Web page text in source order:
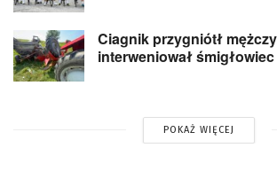
Ciagnik przygniótł
interweniował
POKAŻ WIĘCEJ